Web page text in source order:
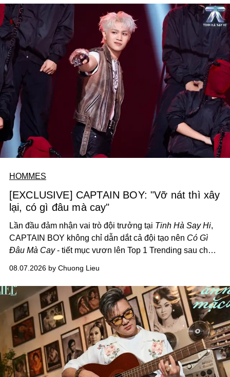
HOMMES
[EXCLUSIVE] CAPTAIN BOY: "Vỡ nát thì xây
lại, có gì đâu mà cay"
Lần đầu đảm nhận vai trò đội trưởng tại Tinh Hà Say Hi,
CAPTAIN BOY không chỉ dẫn dắt cả đội tạo nên Có Gì
Đâu Mà Cay- tiết mục vươn lên Top 1 Trending sau chưa
để lắng nghe, kết nối và tin tưởng đồng đội. Với nam
nghệ sĩ, đó cũng là bước chuyển quan trọng trên hành
trình trở thành một producer thực thụ.
08.07.2026 by Chuong Lieu